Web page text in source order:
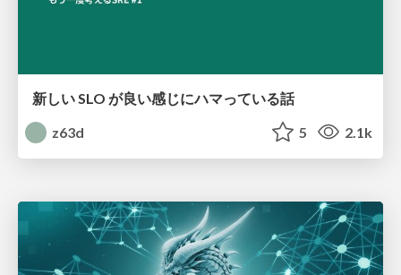
新しい SLO が良い感じにハマっている話
z63d
5 2.1k